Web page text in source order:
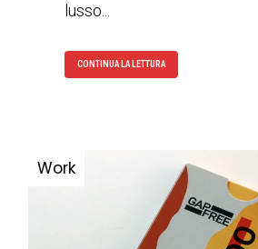
lusso...
CONTINUA LA LETTURA